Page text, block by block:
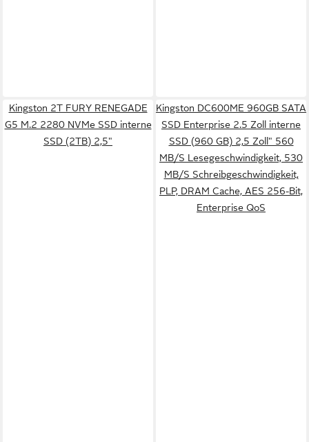
Kingston 2T FURY RENEGADE
G5 M.2 2280 NVMe SSD interne
SSD (2TB) 2,5"
Kingston DC600ME 960GB SATA
SSD Enterprise 2.5 Zoll interne
SSD (960 GB) 2,5 Zoll" 560
MB/S Lesegeschwindigkeit, 530
MB/S Schreibgeschwindigkeit,
PLP, DRAM Cache, AES 256-Bit,
Enterprise QoS